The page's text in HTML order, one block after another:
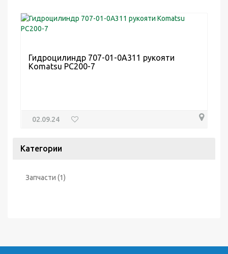
Гидроцилиндр 707-01-0A311 рукояти
Komatsu PC200-7
02.09.24
Категории
Запчасти (1)